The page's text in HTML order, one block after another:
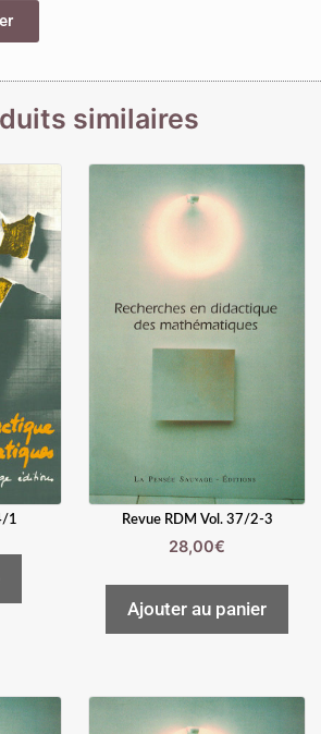
similaires
1 Revue RDM Vol. 37/2-3
28,00€
Ajouter au panier